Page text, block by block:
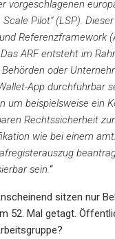
vorgeschlagenen
Pilot“ (LSP).
Referenzframework
ARF entsteht im
oder
App durchführbar
um beispielsweise ein
Rechtssicherheit
wie bei einem
sein.“
sitzen nur
52. Mal getagt.